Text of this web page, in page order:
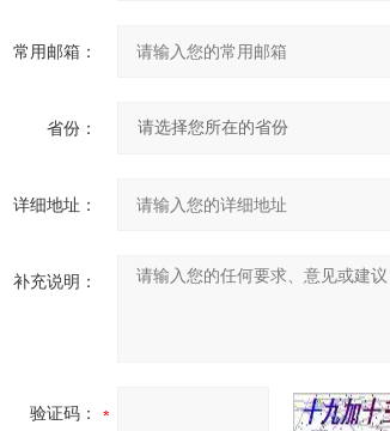
常用邮箱：
省份：
详细地址：
补充说明：
验证码：